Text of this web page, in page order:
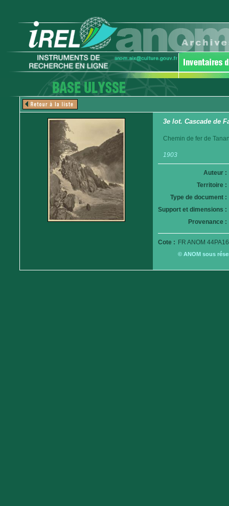
3e lot. Cascade de
Chemin de fer de
1903
Auteur :
Territoire :
Type de document :
Support et dimensions :
Provenance :
Cote : FR ANOM
© ANOM sous